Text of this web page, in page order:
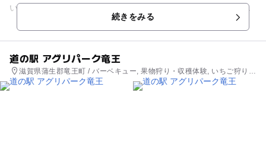
いた様子を思わせます。安土城跡はもちろん、風土記の丘の各
史跡を紹介しながら、その時...続きをみる
道の駅 アグリパーク竜王
滋賀県蒲生郡竜王町 / バーベキュー, 果物狩り・収穫体験, いちご狩り,
農業体験, 道の駅